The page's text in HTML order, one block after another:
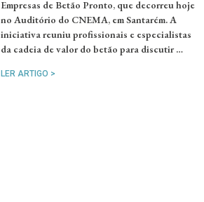
Empresas de Betão Pronto, que decorreu hoje
no Auditório do CNEMA, em Santarém. A
iniciativa reuniu profissionais e especialistas
da cadeia de valor do betão para discutir …
LER ARTIGO >